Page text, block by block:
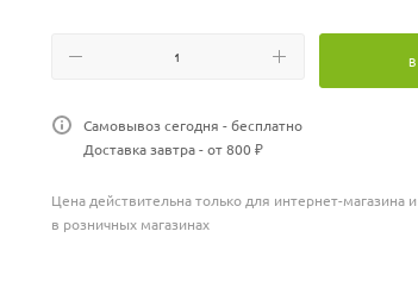
Самовывоз сегодня - бесплатно
Доставка завтра - от 800 ₽
Цена действительна только для интернет-магазина
в розничных магазинах